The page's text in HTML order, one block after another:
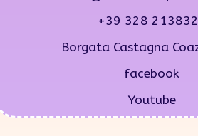
+39 328
Borgata Castagna
facebook
Youtube